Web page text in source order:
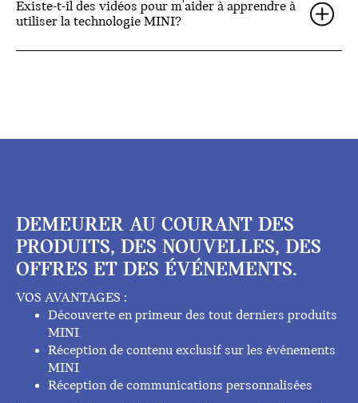
Existe-t-il des vidéos pour m'aider à apprendre à
utiliser la technologie MINI?
DEMEURER AU COURANT DES
PRODUITS, DES NOUVELLES, DES
OFFRES ET DES ÉVÉNEMENTS.
VOS AVANTAGES :
Découverte en primeur des tout derniers produits
MINI
Réception de contenu exclusif sur les événements
MINI
Réception de communications personnalisées